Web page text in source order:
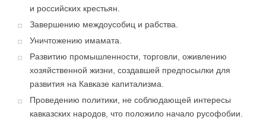
и российских крестьян.
Завершению междоусобиц и рабства.
Уничтожению имамата.
Развитию промышленности, торговли, оживлению
хозяйственной жизни, создавшей предпосылки для
развития на Кавказе капитализма.
Проведению политики, не соблюдающей интересы
кавказских народов, что положило начало русофобии.